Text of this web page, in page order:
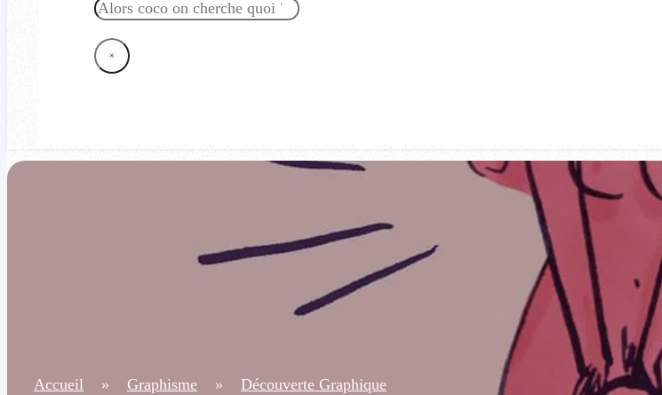
Rechercher
×
Accueil » Graphisme » Découverte Graphique